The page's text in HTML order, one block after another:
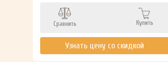
Сравнить Купить
Узнать цену со скидкой